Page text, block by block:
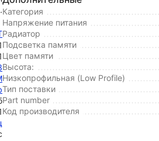
Категория
Напряжение питания
Радиатор
Подсветка памяти
Цвет памяти
Высота:
Низкопрофильная (Low Profile)
Тип поставки
Part number
Код производителя